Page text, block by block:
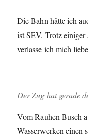
Die Bahn hätte ich
ist SEV. Trotz einiger
verlasse ich mich
Der Zug hat gerade
Vom Rauhen Busch
Wasserwerken einen